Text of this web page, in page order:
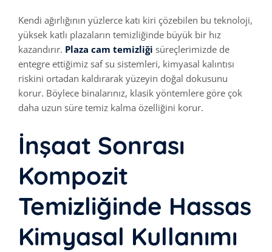
Kendi ağırlığının yüzlerce katı kiri çözebilen bu teknoloji,
yüksek katlı plazaların temizliğinde büyük bir hız
kazandırır. Plaza cam temizliği süreçlerimizde de
entegre ettiğimiz saf su sistemleri, kimyasal kalıntısı
riskini ortadan kaldırarak yüzeyin doğal dokusunu
korur. Böylece binalarınız, klasik yöntemlere göre çok
daha uzun süre temiz kalma özelliğini korur.
İnşaat Sonrası
Kompozit
Temizliğinde Hassas
Kimyasal Kullanımı